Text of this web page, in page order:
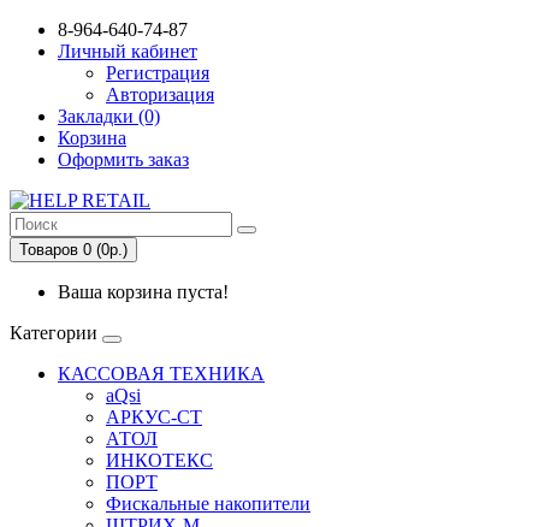
8-964-640-74-87
Личный кабинет
Регистрация
Авторизация
Закладки (0)
Корзина
Оформить заказ
Товаров 0 (0р.)
Ваша корзина пуста!
Категории
КАССОВАЯ ТЕХНИКА
aQsi
АРКУС-СТ
АТОЛ
ИНКОТЕКС
ПОРТ
Фискальные накопители